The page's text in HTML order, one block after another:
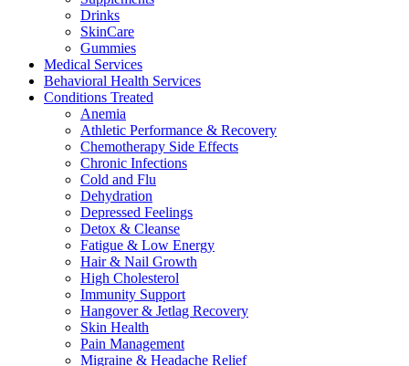
Drinks
SkinCare
Gummies
Medical Services
Behavioral Health Services
Conditions Treated
Anemia
Athletic Performance & Recovery
Chemotherapy Side Effects
Chronic Infections
Cold and Flu
Dehydration
Depressed Feelings
Detox & Cleanse
Fatigue & Low Energy
Hair & Nail Growth
High Cholesterol
Immunity Support
Hangover & Jetlag Recovery
Skin Health
Pain Management
Migraine & Headache Relief